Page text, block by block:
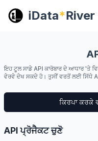
iData*River
ਇਹ ਟੂਲ ਸਾਡੇ API ਕਾਰੋਬਾਰ ਦੇ ਆਧਾਰ 'ਤੇ
ਵੇਰਵੇ ਦੇਖ ਸਕਦੇ ਹੋ। ਤੁਸੀਂ ਵਰਤੋਂ ਲਈ ਸਿੱਧੇ
ਕਿਰਪਾ
API ਪ੍ਰੋਜੈਕਟ ਚੁਣੋ